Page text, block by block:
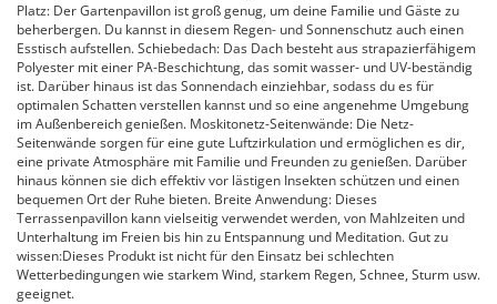
Platz: Der Gartenpavillon ist groß genug, um deine Familie und Gäste zu
beherbergen. Du kannst in diesem Regen- und Sonnenschutz auch einen
Esstisch aufstellen. Schiebedach: Das Dach besteht aus strapazierfähigem
Polyester mit einer PA-Beschichtung, das somit wasser- und UV-beständig
ist. Darüber hinaus ist das Sonnendach einziehbar, sodass du es für
optimalen Schatten verstellen kannst und so eine angenehme Umgebung
im Außenbereich genießen. Moskitonetz-Seitenwände: Die Netz-
Seitenwände sorgen für eine gute Luftzirkulation und ermöglichen es dir,
eine private Atmosphäre mit Familie und Freunden zu genießen. Darüber
hinaus können sie dich effektiv vor lästigen Insekten schützen und einen
bequemen Ort der Ruhe bieten. Breite Anwendung: Dieses
Terrassenpavillon kann vielseitig verwendet werden, von Mahlzeiten und
Unterhaltung im Freien bis hin zu Entspannung und Meditation. Gut zu
wissen:Dieses Produkt ist nicht für den Einsatz bei schlechten
Wetterbedingungen wie starkem Wind, starkem Regen, Schnee, Sturm usw.
geeignet.